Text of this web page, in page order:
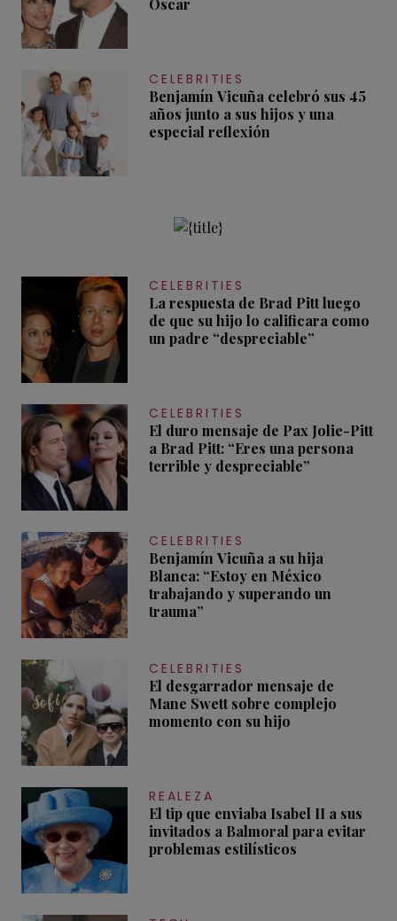
CELEBRITIES
Benjamín Vicuña celebró sus 45
años junto a sus hijos y una
especial reflexión
CELEBRITIES
La respuesta de Brad Pitt luego
de que su hijo lo calificara como
un padre “despreciable”
CELEBRITIES
El duro mensaje de Pax Jolie-Pitt
a Brad Pitt: “Eres una persona
terrible y despreciable”
CELEBRITIES
Benjamín Vicuña a su hija
Blanca: “Estoy en México
trabajando y superando un
trauma”
CELEBRITIES
El desgarrador mensaje de
Mane Swett sobre complejo
momento con su hijo
REALEZA
El tip que enviaba Isabel II a sus
invitados a Balmoral para evitar
problemas estilísticos